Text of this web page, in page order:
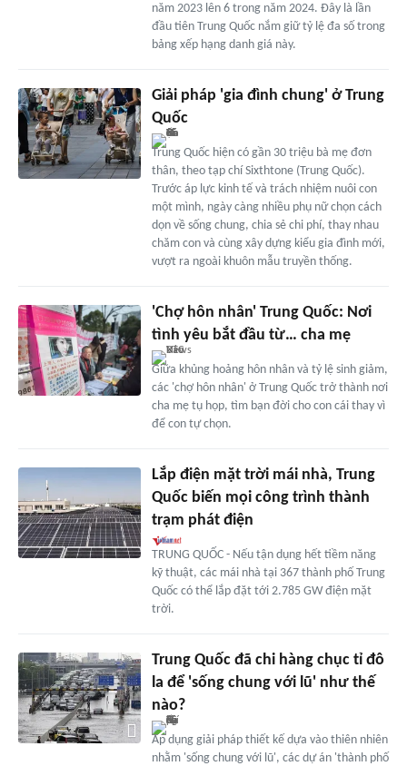
năm 2023 lên 6 trong năm 2024. Đây là lần
đầu tiên Trung Quốc nắm giữ tỷ lệ đa số trong
bảng xếp hạng danh giá này.
Giải pháp 'gia đình chung' ở Trung
Quốc
Trung Quốc hiện có gần 30 triệu bà mẹ đơn
thân, theo tạp chí Sixthtone (Trung Quốc).
Trước áp lực kinh tế và trách nhiệm nuôi con
một mình, ngày càng nhiều phụ nữ chọn cách
dọn về sống chung, chia sẻ chi phí, thay nhau
chăm con và cùng xây dựng kiểu gia đình mới,
vượt ra ngoài khuôn mẫu truyền thống.
'Chợ hôn nhân' Trung Quốc: Nơi
tình yêu bắt đầu từ… cha mẹ
Giữa khủng hoảng hôn nhân và tỷ lệ sinh giảm,
các 'chợ hôn nhân' ở Trung Quốc trở thành nơi
cha mẹ tụ họp, tìm bạn đời cho con cái thay vì
để con tự chọn.
Lắp điện mặt trời mái nhà, Trung
Quốc biến mọi công trình thành
trạm phát điện
TRUNG QUỐC - Nếu tận dụng hết tiềm năng
kỹ thuật, các mái nhà tại 367 thành phố Trung
Quốc có thể lắp đặt tới 2.785 GW điện mặt
trời.
Trung Quốc đã chi hàng chục tỉ đô
la để 'sống chung với lũ' như thế
nào?
Áp dụng giải pháp thiết kế dựa vào thiên nhiên
nhằm 'sống chung với lũ', các dự án 'thành phố